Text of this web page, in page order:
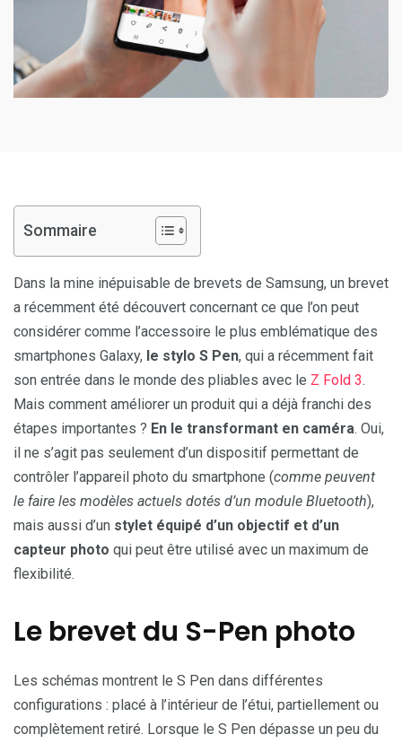
Sommaire
Dans la mine inépuisable de brevets de Samsung, un brevet
a récemment été découvert concernant ce que l’on peut
considérer comme l’accessoire le plus emblématique des
smartphones Galaxy, le stylo S Pen, qui a récemment fait
son entrée dans le monde des pliables avec le Z Fold 3.
Mais comment améliorer un produit qui a déjà franchi des
étapes importantes ? En le transformant en caméra. Oui,
il ne s’agit pas seulement d’un dispositif permettant de
contrôler l’appareil photo du smartphone (comme peuvent
le faire les modèles actuels dotés d’un module Bluetooth),
mais aussi d’un stylet équipé d’un objectif et d’un
capteur photo qui peut être utilisé avec un maximum de
flexibilité.
Le brevet du S-Pen photo
Les schémas montrent le S Pen dans différentes
configurations : placé à l’intérieur de l’étui, partiellement ou
complètement retiré. Lorsque le S Pen dépasse un peu du